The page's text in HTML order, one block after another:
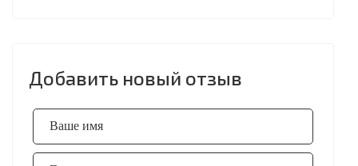
Добавить новый отзыв